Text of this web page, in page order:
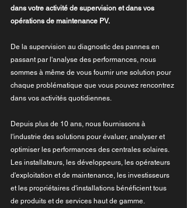
dans votre activité de supervision et dans vos
opérations de maintenance PV.
De la supervision au diagnostic des pannes en
passant par l'analyse des performances, nous
sommes à même de vous fournir une solution pour
chaque problématique que vous pouvez rencontrez
dans vos activités quotidiennes.
Depuis plus de 10 ans, nous fournissons à
l'industrie des solutions pour évaluer, analyser et
optimiser les performances des centrales solaires.
Les installateurs, les développeurs, les opérateurs
d'exploitation et de maintenance, les investisseurs
et les propriétaires d'installations bénéficient tous
de produits et de services haut de gamme.